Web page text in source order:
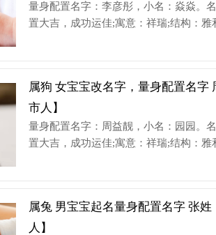
量身配置名字：李彦彤，小名：焱焱。
置大吉，成功运佳;寓意：祥瑞;结构：
属狗 女宝宝改名字，量身配置名字
市人】
量身配置名字：周益靓，小名：园园。
置大吉，成功运佳;寓意：祥瑞;结构：
属兔 男宝宝起名量身配置名字 张
人】